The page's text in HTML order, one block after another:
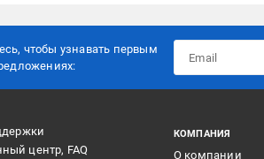
чтобы узнавать первым
центр, FAQ
КОМПАНИЯ
О компании